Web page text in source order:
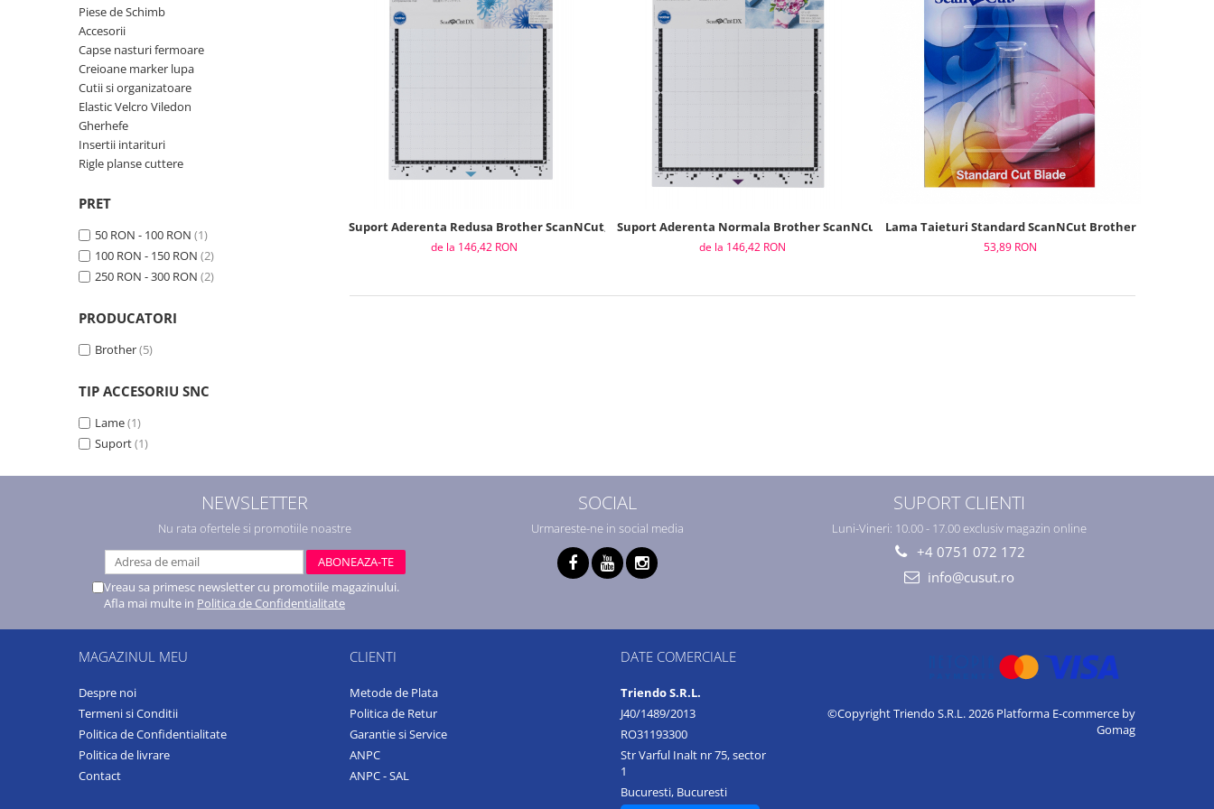
Piese de Schimb
Accesorii
Capse nasturi fermoare
Creioane marker lupa
Cutii si organizatoare
Elastic Velcro Viledon
Gherhefe
Insertii intarituri
Rigle planse cuttere
PRET
50 RON - 100 RON (1)
100 RON - 150 RON (2)
250 RON - 300 RON (2)
PRODUCATORI
Brother(5)
TIP ACCESORIU SNC
Lame(1)
Suport(1)
Suport Aderenta Redusa Brother ScanNCut, 30,5 x 30,5 cm (12x12")
de la 146,42 RON
Suport Aderenta Normala Brother ScanNCut, 30,5 x 30,5 cm (12x12")
de la 146,42 RON
Lama Taieturi Standard ScanNCut Brother
53,89 RON
NEWSLETTER
Nu rata ofertele si promotiile noastre
Vreau sa primesc newsletter cu promotiile magazinului.
Afla mai multe in Politica de Confidentialitate
SOCIAL
Urmareste-ne in social media
SUPORT CLIENTI
Luni-Vineri: 10.00 - 17.00 exclusiv magazin online
+4 0751 072 172
info@cusut.ro
MAGAZINUL MEU
Despre noi
Termeni si Conditii
Politica de Confidentialitate
Politica de livrare
Contact
CLIENTI
Metode de Plata
Politica de Retur
Garantie si Service
ANPC
ANPC - SAL
DATE COMERCIALE
Triendo S.R.L.
J40/1489/2013
RO31193300
Str Varful Inalt nr 75, sector
1
Bucuresti, Bucuresti
©Copyright Triendo S.R.L. 2026 Platforma E-commerce by
Gomag